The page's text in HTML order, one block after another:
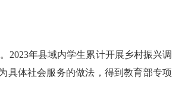
2023年县域内学生累计开展乡村振兴调
具体社会服务的做法，得到教育部专项